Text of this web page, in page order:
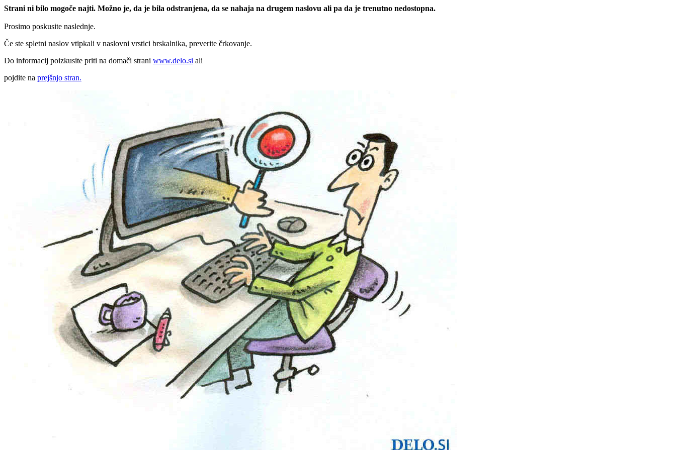
Strani ni bilo mogoče najti. Možno je, da je bila odstranjena, da se nahaja na drugem naslovu ali pa da je trenutno nedostopna.
Prosimo poskusite naslednje.
Če ste spletni naslov vtipkali v naslovni vrstici brskalnika, preverite črkovanje.
Do informacij poizkusite priti na domači strani www.delo.si ali
pojdite na prejšnjo stran.